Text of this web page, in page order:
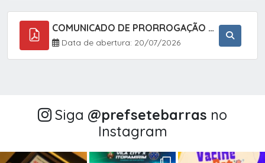
COMUNICADO DE PRORROGAÇÃO DE PRAZO DO CHAMAMENTO PÚBLICO Nº 005/2026 - FOMENTO À EXECUÇÃO DE AÇÕES CULTURAIS (APOIO DIRETO SELEÇÃO DE PROJETOS PARA FIRMAR TERMO DE EXECUÇÃO CULTURAL COM RECURSOS DA POLÍTICA NACIONAL ALDIR BLANC DE FOMENTO À CULTURA
Data de abertura: 20/07/2026
Siga @‌prefsetebarras no
Instagram